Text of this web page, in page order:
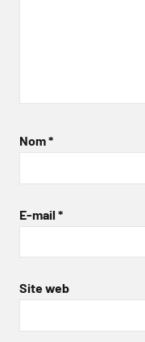
Nom*
E-mail *
Site web